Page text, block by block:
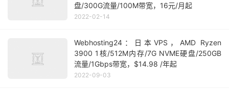
盘/300G流量/100M带宽，16元/月起
2022-02-14
Webhosting24：日本VPS，AMD Ryzen
3900 1核/512M内存/7G NVME硬盘/250GB
流量/1Gbps带宽，$14.98 /年起
2022-09-03